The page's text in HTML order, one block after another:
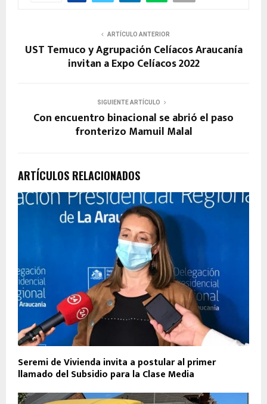
ARTÍCULO ANTERIOR
UST Temuco y Agrupación Celíacos Araucanía
invitan a Expo Celíacos 2022
SIGUIENTE ARTÍCULO
Con encuentro binacional se abrió el paso
fronterizo Mamuil Malal
ARTÍCULOS RELACIONADOS
Seremi de Vivienda invita a postular al primer
llamado del Subsidio para la Clase Media